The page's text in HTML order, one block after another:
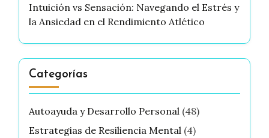
Intuición vs Sensación: Navegando el Estrés y
la Ansiedad en el Rendimiento Atlético
Categorías
Autoayuda y Desarrollo Personal (48)
Estrategias de Resiliencia Mental (4)